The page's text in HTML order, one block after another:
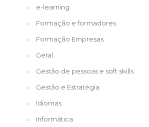
e-learning
Formação e formadores
Formação Empresas
Geral
Gestão de pessoas e soft skills
Gestão e Estratégia
Idiomas
Informática